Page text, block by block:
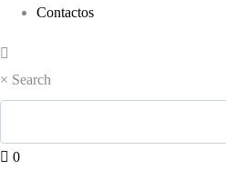
Contactos
× Search
0